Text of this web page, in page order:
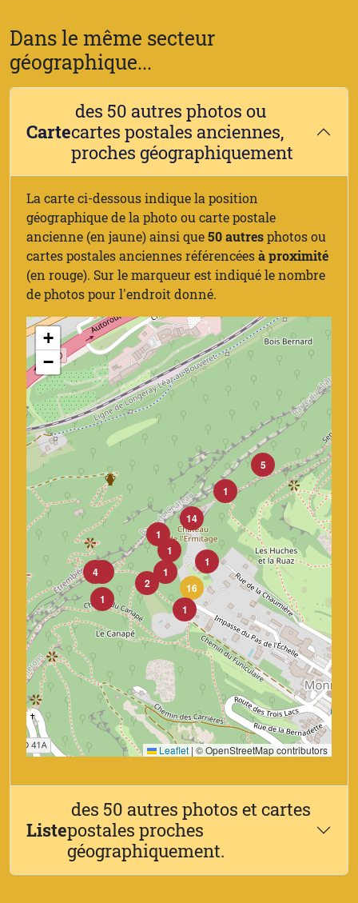
Dans le même secteur
géographique...
Carte
des 50 autres photos ou
cartes postales anciennes,
proches géographiquement
La carte ci-dessous indique la position
géographique de la photo ou carte postale
ancienne (en jaune) ainsi que50 autresphotos ou
cartes postales anciennes référencéesà proximité
(en rouge). Sur le marqueur est indiqué le nombre
de photos pour l'endroit donné.
16
1
1
1
1
2
14
1
1
1
4
5
+
−
Leaflet | © OpenStreetMap contributors
Liste
des 50 autres photos et cartes
postales proches
géographiquement.